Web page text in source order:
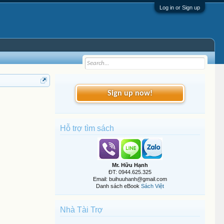
Log in or Sign up
Sign up now!
Hỗ trợ tìm sách
Mr. Hữu Hạnh
ĐT: 0944.625.325
Email: buihuuhanh@gmail.com
Danh sách eBook Sách Việt
Nhà Tài Trợ